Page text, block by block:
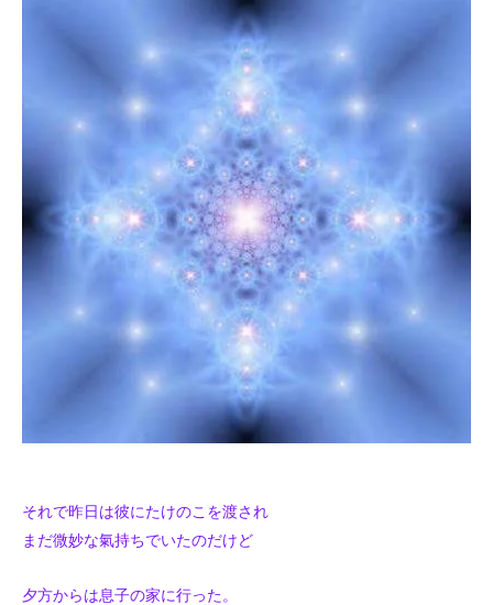
それで昨日は彼にたけのこを渡され
まだ微妙な氣持ちでいたのだけど
夕方からは息子の家に行った。